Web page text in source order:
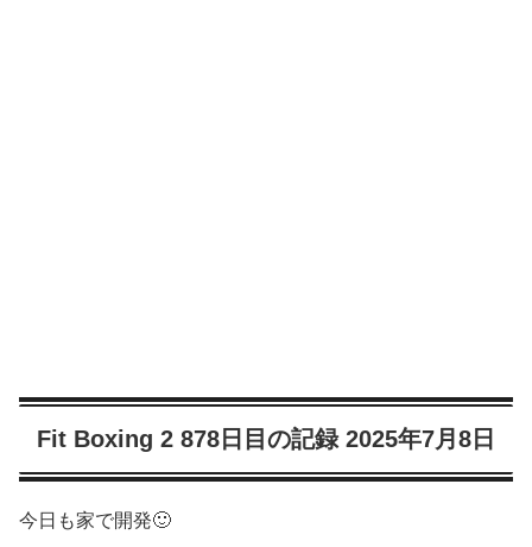
Fit Boxing 2 878日目の記録 2025年7月8日
今日も家で開発🙂